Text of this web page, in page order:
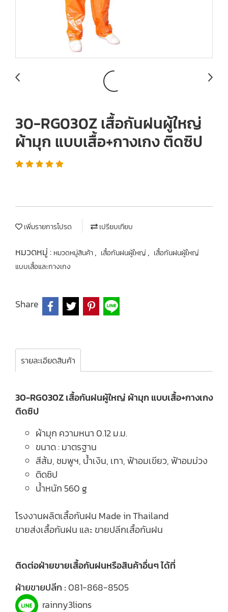
30-RG030Z เสื้อกันฝนผู้ใหญ่
ผ้ามุก แบบเสื้อ+กางเกง ติดซิป
เพิ่มรายการโปรด เปรียบเทียบ
หมวดหมู่ : หมวดหมู่สินค้า, เสื้อกันฝนผู้ใหญ่ , เสื้อกันฝนผู้ใหญ่
แบบเสื้อและกางเกง
Share
รายละเอียดสินค้า
30-RG030Z เสื้อกันฝนผู้ใหญ่ ผ้ามุก แบบเสื้อ+กางเกง
ติดซิป
ผ้ามุก ความหนา 0.12 ม.ม.
ขนาด : มาตรฐาน
สีส้ม, ชมพูฯ, น้ำเงิน, เทา, ฟ้าอมเขียว, ฟ้าอมม่วง
ติดซิป
น้ำหนัก 560 g
โรงงานผลิตเสื้อกันฝน Made in Thailand
ขายส่งเสื้อกันฝน และ ขายปลีกเสื้อกันฝน
ติดต่อฝ่ายขายเสื้อกันฝนหรือสินค้าอื่นๆ ได้ที่
ฝ่ายขายปลีก : 081-868-8505
rainny3lions